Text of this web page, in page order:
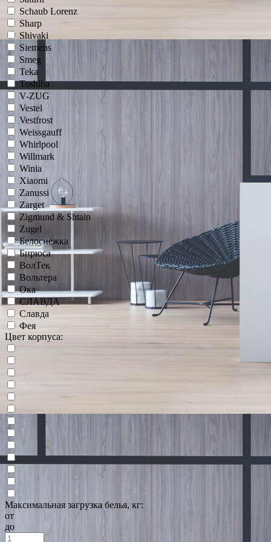
Schaub Lorenz
Sharp
Shivaki
Siemens
Smeg
Teka
Toshiba
V-ZUG
Vestel
Vestfrost
Weissgauff
Whirlpool
Willmark
Winia
Xiaomi
Zanussi
Zarget
Zigmund & Shtain
Zugel
Белоснежка
Бирюса
ВолТек
Вольтера
Ока
СЛАВДА
Славда
Фея
Цвет корпуса:
Максимальная загрузка белья, кг:
от
до